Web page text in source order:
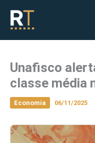
conteúdo
Unafisco
classe média
Economia 06/11/2025